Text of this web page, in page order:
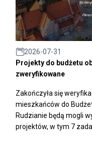
2026-07-31
Projekty do budżetu
zweryfikowane
Zakończyła się
mieszkańców do
Rudzianie będą mogli
projektów, w tym 7